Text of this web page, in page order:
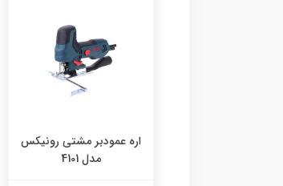
اره عمودبر مشتی رونیکس
مدل 4101